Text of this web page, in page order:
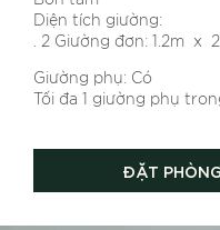
Diện tích giường:
. 2 Giường đơn: 1.2m x
Giường phụ: Có
Tối đa 1 giường phụ
ĐẶT PHÒNG